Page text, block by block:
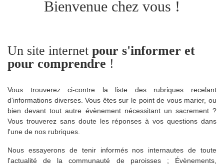
Bienvenue chez vous !
Un site internet pour s'informer et
pour comprendre !
Vous trouverez ci-contre la liste des rubriques recelant
d'informations diverses. Vous êtes sur le point de vous marier, ou
bien devant tout autre évènement nécessitant un sacrement ?
Vous trouverez sans doute les réponses à vos questions dans
l'une de nos rubriques.
Nous essayerons de tenir informés nos internautes de toute
l'actualité de la communauté de paroisses ; Évènements,